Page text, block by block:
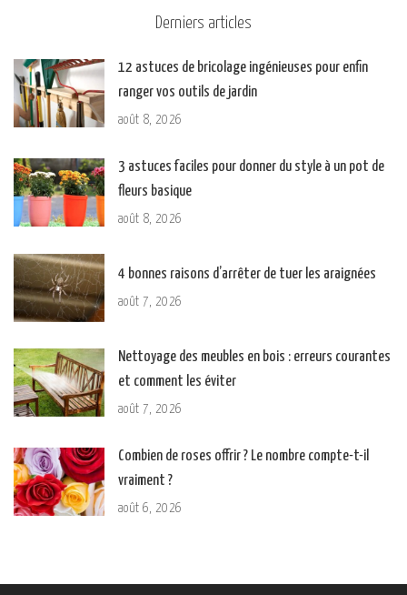
Derniers articles
12 astuces de bricolage ingénieuses pour enfin
ranger vos outils de jardin
août 8, 2026
3 astuces faciles pour donner du style à un pot de
fleurs basique
août 8, 2026
4 bonnes raisons d’arrêter de tuer les araignées
août 7, 2026
Nettoyage des meubles en bois : erreurs courantes
et comment les éviter
août 7, 2026
Combien de roses offrir ? Le nombre compte-t-il
vraiment ?
août 6, 2026